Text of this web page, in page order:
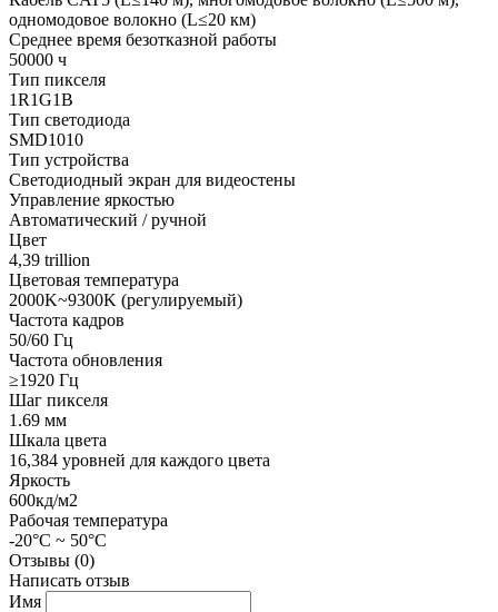
одномодовое волокно (L≤20 км)
Среднее время безотказной работы
50000 ч
Тип пикселя
1R1G1B
Тип светодиода
SMD1010
Тип устройства
Светодиодный экран для видеостены
Управление яркостью
Автоматический / ручной
Цвет
4,39 trillion
Цветовая температура
2000K~9300K (регулируемый)
Частота кадров
50/60 Гц
Частота обновления
≥1920 Гц
Шаг пикселя
1.69 мм
Шкала цвета
16,384 уровней для каждого цвета
Яркость
600кд/м2
Рабочая температура
-20°C ~ 50°C
Отзывы (0)
Написать отзыв
Имя